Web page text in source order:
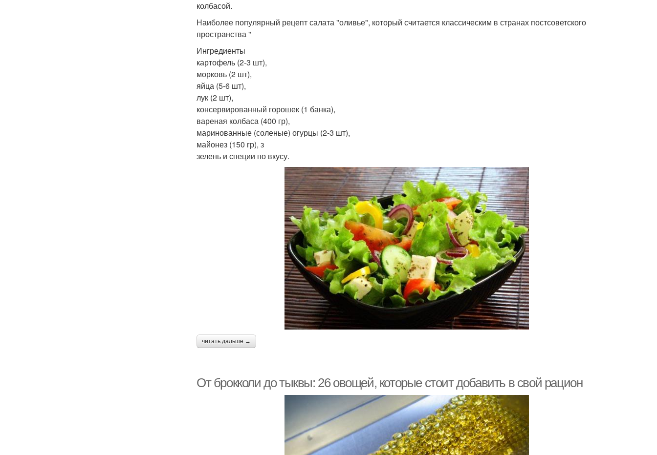
колбасой.
Наиболее популярный рецепт салата "оливье", который считается классическим в странах постсоветского
пространства "
Ингредиенты
картофель (2-3 шт),
морковь (2 шт),
яйца (5-6 шт),
лук (2 шт),
консервированный горошек (1 банка),
вареная колбаса (400 гр),
маринованные (соленые) огурцы (2-3 шт),
майонез (150 гр), з
зелень и специи по вкусу.
читать дальше →
От брокколи до тыквы: 26 овощей, которые стоит добавить в свой рацион